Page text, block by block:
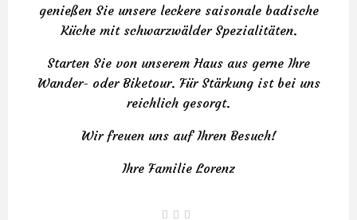
genießen Sie unsere leckere saisonale badische
Küche mit schwarzwälder Spezialitäten.
Starten Sie von unserem Haus aus gerne Ihre
Wander- oder Biketour. Für Stärkung ist bei uns
reichlich gesorgt.
Wir freuen uns auf Ihren Besuch!
Ihre Familie Lorenz